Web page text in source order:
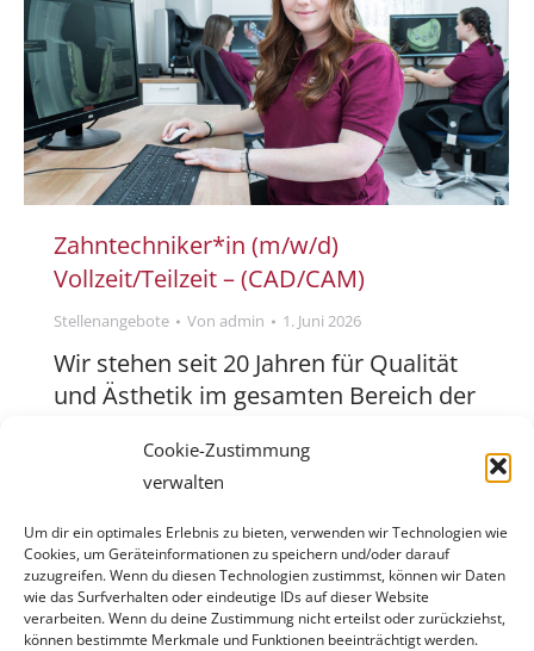
Cookie-Zustimmung
verwalten
Um dir ein optimales Erlebnis zu bieten, verwenden wir Technologien wie
Cookies, um Geräteinformationen zu speichern und/oder darauf
zuzugreifen. Wenn du diesen Technologien zustimmst, können wir Daten
wie das Surfverhalten oder eindeutige IDs auf dieser Website
verarbeiten. Wenn du deine Zustimmung nicht erteilst oder zurückziehst,
können bestimmte Merkmale und Funktionen beeinträchtigt werden.
Zahntechniker*in (m/w/d)
Vollzeit/Teilzeit – (CAD/CAM)
Stellenangebote Von admin 1. Juni 2026
Wir stehen seit 20 Jahren für Qualität
und Ästhetik im gesamten Bereich der
traditionelles Handwerk mit digitaler
Raffinesse und modernsten
Materialien. Denkst du, wie wir, schon
heute an morgen? – Verstärke unser
Team in einem motivierten Umfeld
und gestalte mit uns die digital-